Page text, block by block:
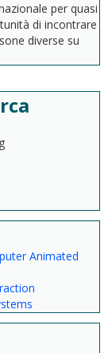
per quasi
di incontrare
diverse su
Animated